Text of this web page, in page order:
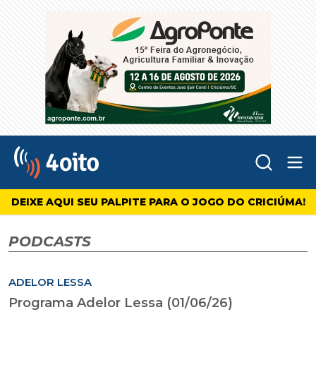
4oito
DEIXE AQUI SEU PALPITE PARA O JOGO DO CRICIÚMA!
PODCASTS
ADELOR LESSA
Programa Adelor Lessa (01/06/26)